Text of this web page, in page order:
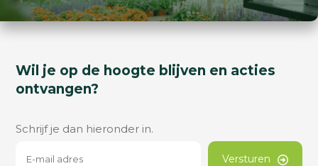
Wil je op de hoogte blijven en acties
ontvangen?
Schrijf je dan hieronder in.
Versturen